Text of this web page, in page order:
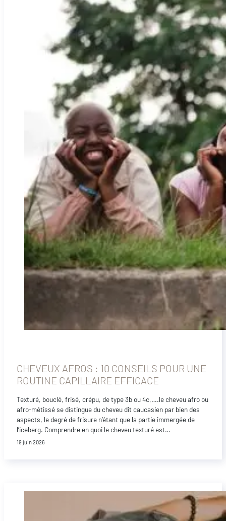
CHEVEUX AFROS : 10 CONSEILS POUR UNE
ROUTINE CAPILLAIRE EFFICACE
Texturé, bouclé, frisé, crépu, de type 3b ou 4c,….le cheveu afro ou
afro-métissé se distingue du cheveu dit caucasien par bien des
aspects, le degré de frisure n’étant que la partie immergée de
l’iceberg. Comprendre en quoi le cheveu texturé est…
19 juin 2026